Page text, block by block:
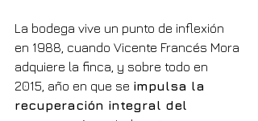
La bodega vive un punto de inflexión
en 1988, cuando Vicente Francés Mora
adquiere la finca, y sobre todo en
2015, año en que se impulsa la
recuperación integral del